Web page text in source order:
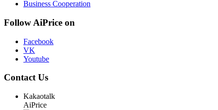
Business Cooperation
Follow AiPrice on
Facebook
VK
Youtube
Contact Us
Kakaotalk
AiPrice